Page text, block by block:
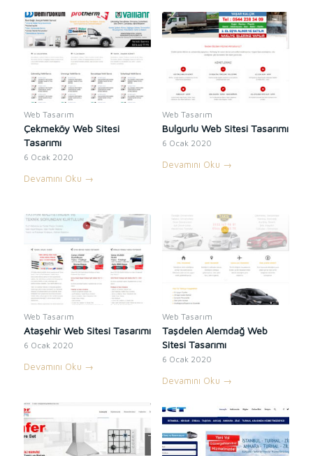
Web Tasarım
Çekmeköy Web Sitesi
Tasarımı
6 Ocak 2020
Devamını Oku →
Web Tasarım
Bulgurlu Web Sitesi Tasarımı
6 Ocak 2020
Devamını Oku →
Web Tasarım
Ataşehir Web Sitesi Tasarımı
6 Ocak 2020
Devamını Oku →
Web Tasarım
Taşdelen Alemdağ Web
Sitesi Tasarımı
6 Ocak 2020
Devamını Oku →